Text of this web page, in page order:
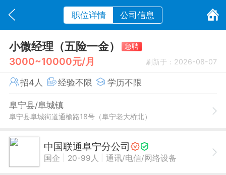
职位详情 公司信息
小微经理（五险一金） 急聘
3000~10000元/月 刷新于：2026-08-07
招4人 经验不限 学历不限
阜宁县/阜城镇
阜宁县阜城街道通榆路18号（阜宁老大桥北）
中国联通阜宁分公司
国企 20-99人 通讯/电信/网络设备